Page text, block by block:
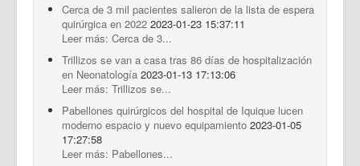
Cerca de 3 mil pacientes salieron de la lista de espera
quirúrgica en 2022 2023-01-23 15:37:11
Leer más: Cerca de 3...
Trillizos se van a casa tras 86 días de hospitalización
en Neonatología 2023-01-13 17:13:06
Leer más: Trillizos se...
Pabellones quirúrgicos del hospital de Iquique lucen
moderno espacio y nuevo equipamiento 2023-01-05
17:27:58
Leer más: Pabellones...